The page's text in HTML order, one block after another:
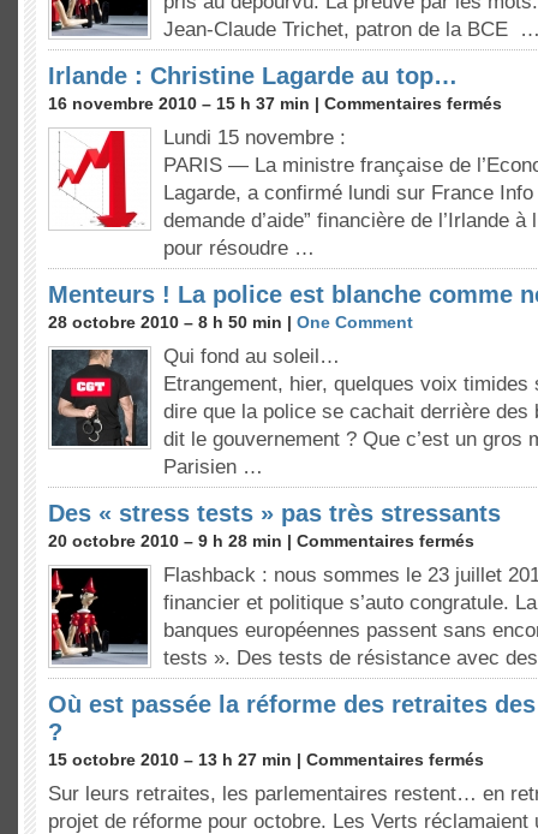
Jean-Claude Trichet, patron de la BCE
Irlande : Christine Lagarde au top…
16 novembre 2010 – 15 h 37 min | Commentaires fermés
Lundi 15 novembre :
PARIS — La ministre française de
Lagarde, a confirmé lundi sur France Info
demande d’aide” financière de l’Irlande à
pour résoudre …
Menteurs ! La police est blanche comme
28 octobre 2010 – 8 h 50 min | One Comment
Qui fond au soleil…
Etrangement, hier, quelques voix timides
dire que la police se cachait derrière des
dit le gouvernement ? Que c’est un gros
Parisien …
Des « stress tests » pas très stressants
20 octobre 2010 – 9 h 28 min | Commentaires fermés
Flashback : nous sommes le 23 juillet
financier et politique s’auto congratule.
banques européennes passent sans
tests ». Des tests de résistance avec
Où est passée la réforme des retraites
?
15 octobre 2010 – 13 h 27 min | Commentaires fermés
Sur leurs retraites, les parlementaires restent… en
projet de réforme pour octobre. Les Verts réclamaient